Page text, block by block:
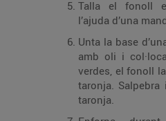
Talla el fonoll
l’ajuda d’una
Unta la base
amb oli i
verdes, el fonoll
taronja.
taronja.